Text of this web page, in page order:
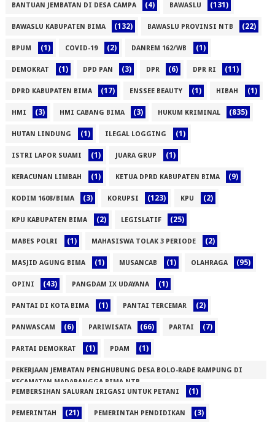
BANTUAN JEMBATAN DI DESA CAMPA (4) BAWASLU (131)
BAWASLU KABUPATEN BIMA (132) BAWASLU PROVINSI NTB (22)
BPUM (1) COVID-19 (2) DANREM 162/WB (1)
DEMOKRAT (1) DPD PAN (3) DPR (6) DPR RI (11)
DPRD KABUPATEN BIMA (17) ENSSEE BEAUTY (1) HIBAH (1)
HMI (3) HMI CABANG BIMA (3) HUKUM KRIMINAL (835)
HUTAN LINDUNG (1) ILEGAL LOGGING (1)
ISTRI LAPOR SUAMI (1) JUARA GRUP (1)
KERACUNAN LIMBAH (1) KETUA DPRD KABUPATEN BIMA (9)
KODIM 1608/BIMA (3) KORUPSI (123) KPU (2)
KPU KABUPATEN BIMA (2) LEGISLATIF (25)
MABES POLRI (1) MAHASISWA TOLAK 3 PERIODE (2)
MASJID AGUNG BIMA (1) MUSANCAB (1) OLAHRAGA (95)
OPINI (43) PANGDAM IX UDAYANA (1)
PANTAI DI KOTA BIMA (1) PANTAI TERCEMAR (2)
PANWASCAM (6) PARIWISATA (66) PARTAI (7)
PARTAI DEMOKRAT (1) PDAM (1)
PEKERJAAN JEMBATAN PENGHUBUNG DESA BOLO-RADE RAMPUNG DI
KECAMATAN MADAPANGGA BIMA NTB
(1)PEMBERSIHAN SALURAN IRIGASI UNTUK PETANI (1)
PEMERINTAH (21) PEMERINTAH PENDIDIKAN (3)